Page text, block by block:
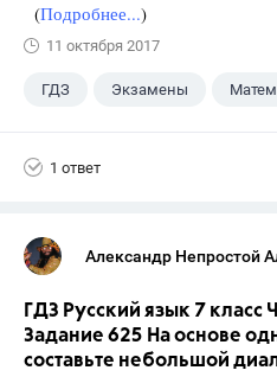
(Подробнее...)
11 октября 2017
ГДЗ Экзамены
1 ответ
Александр Непростой
ГДЗ Русский язык 7 класс
Задание 625 На основе
составьте небольшой